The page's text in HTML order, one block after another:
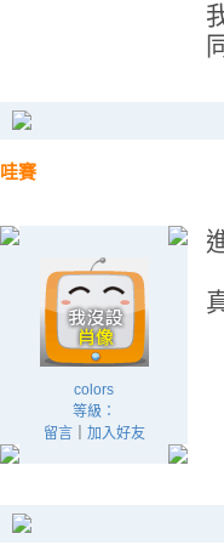
哇賽
colors
等級：
留言｜ 加入好友